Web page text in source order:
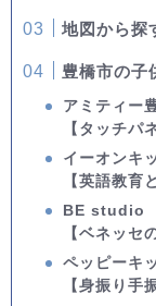
地図から探
豊橋市の子
アミティー
【タッチパ
イーオンキ
【英語教育
BE studio
【ベネッセ
ペッピーキ
【身振り手